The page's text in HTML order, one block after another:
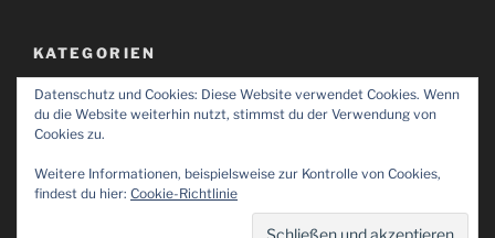
KATEGORIEN
Kategorien
Stolz präsentiert von WordPress
Datenschutz und Cookies: Diese Website verwendet Cookies. Wenn
du die Website weiterhin nutzt, stimmst du der Verwendung von
Cookies zu.
Weitere Informationen, beispielsweise zur Kontrolle von Cookies,
findest du hier: Cookie-Richtlinie